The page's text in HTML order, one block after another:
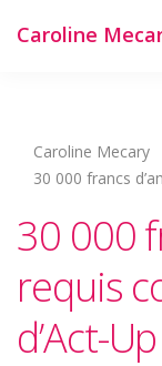
Caroline
Caroline Mecary
30 000 francs
30 000
requis
d’Act-Up